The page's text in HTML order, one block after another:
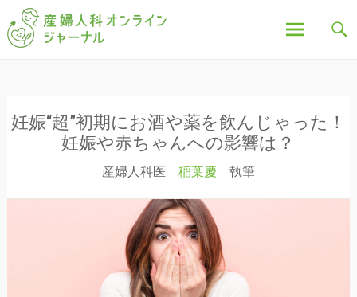
産婦人科オンラインジ
安や疑問、出産について、産後の豆知識など、全記
事を産婦人科医・助産師が執筆し、わかりやすく解
ツ
妊娠“超”初期にお酒や薬を飲んじゃった！
妊娠や赤ちゃんへの影響は？
産婦人科医 稲葉慶 執筆